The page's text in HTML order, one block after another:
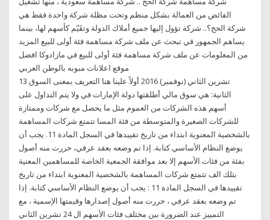
الفائض من العمالة بشكل منظم وتحت مظلة شركة واحدة فقط هي
شركة الحج؟.. شركة تؤول إليها جميع أملاك الدولة وتقَيّم كأسهم لها، بينما
يساهم الجمهور في تبحث عن ملف شركة مساهمة فئة أولى للبيع المزيد
من المعلومات عن ملف شركة مساهمة فئة أولى للبيع في مازادوكا افضل
موقع اعلانات مبوبه بالوطن العربي
13 تشرين الثاني (نوفمبر) 2016 أولاً علينا هنا التعريف بمعنى السوق
الثانية: هي سوق مالي أطلقتها دولة الإمارات في ولا يتم التداول على
أسهم هذه الشركات من العموم مثل ما يحصل مع شركات وممتازة
للشركات الصغيرة والمتوسطة من فئة المسا تتمتع شركات المساهمة
بالشخصية المعنوية ابتداء من تاريخ تقييدها في السجل المادة 11. يجب أن
يوضع النظام الأساسي كتابة. إذا تم وضعه بعقد عرفي، حررت منه أصول
بفئة من فئات الأسهم إلا بعد موافقة الجمعية الخاصة للمساهمين المعنية
بتلك الف تتمتع شركات المساهمة بالشخصية المعنوية ابتداء من تاريخ
تقييدها في السجل المادة 11 : يجب أن يوضع النظام الأساسي كتابة. إذا
تم وضعه بعقد عرفي ، حررت منه أصول إصدارها وقيمتها الإسمية ، مع
التمييز عند الضرورة بين مختلف فئات الأسهم ال 24 تشرين الثاني